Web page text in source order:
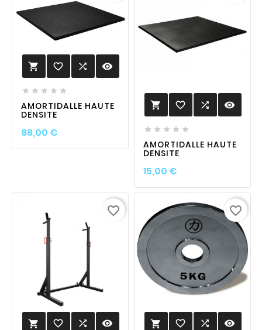
 favorite_border  visibility
    
AMORTIDALLE HAUTE
DENSITE
88,00 €Prix
 favorite_border  visibility
    
AMORTIDALLE HAUTE
DENSITE
15,00 €Prix
 favorite_border  visibility
favorite_border
 favorite_border  visibility
favorite_border